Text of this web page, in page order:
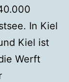
In Kiel
Kiel ist
Werft